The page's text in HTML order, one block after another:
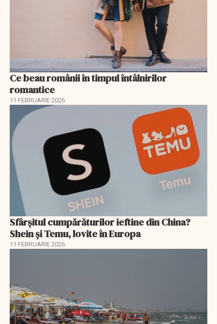
Ce beau românii în timpul întâlnirilor
romantice
11 FEBRUARIE 2026
Sfârșitul cumpărăturilor ieftine din China?
Shein și Temu, lovite în Europa
11 FEBRUARIE 2026